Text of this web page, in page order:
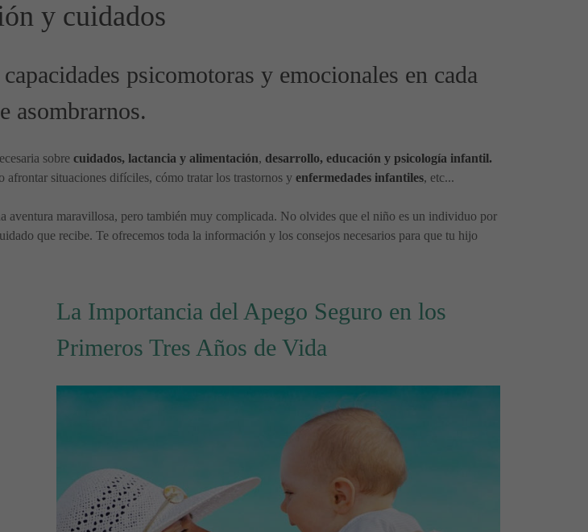
y cuidados
psicomotoras y emocionales en cada
asombrarnos.
sobre cuidados, lactancia y alimentación, desarrollo, educación y psicología infantil.
afrontar situaciones difíciles, cómo tratar los trastornos y enfermedades infantiles, etc...
aventura maravillosa, pero también muy complicada. No olvides que el niño es un individuo por
que recibe. Te ofrecemos toda la información y los consejos necesarios para que tu hijo
La Importancia del Apego Seguro en los
Primeros Tres Años de Vida